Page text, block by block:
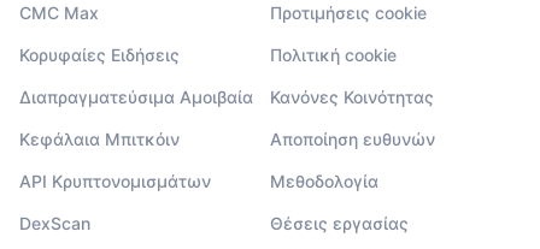
CMC Max
Κορυφαίες Ειδήσεις
Διαπραγματεύσιμα Αμοιβαία
Κεφάλαια Μπιτκόιν
API Κρυπτονομισμάτων
DexScan
Προτιμήσεις cookie
Πολιτική cookie
Κανόνες Κοινότητας
Αποποίηση ευθυνών
Μεθοδολογία
Θέσεις εργασίας